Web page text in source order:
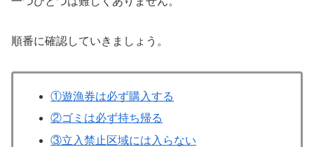
順番に確認していきましょう。
①遊漁券は必ず購入する
②ゴミは必ず持ち帰る
③立入禁止区域には入らない